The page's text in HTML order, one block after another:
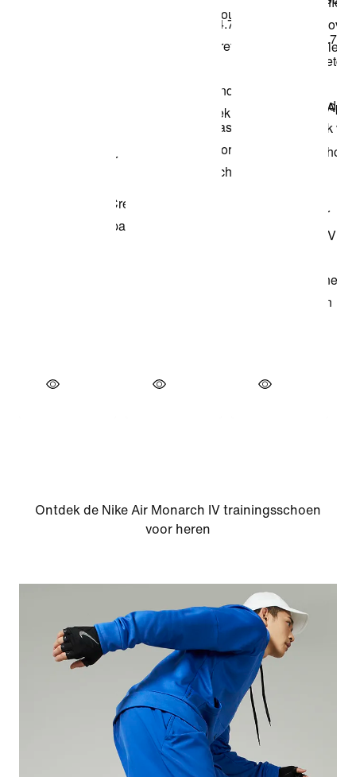
Ontdek de Nike Air Monarch IV trainingsschoen
voor heren